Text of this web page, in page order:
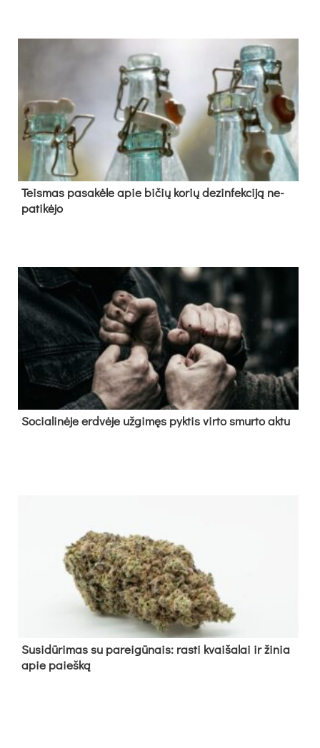
Teis­mas pa­sa­kė­le apie bi­čių ko­rių de­zin­fek­ci­ją ne­
pa­ti­kė­jo
So­cia­li­nė­je erd­vė­je už­gi­męs pyk­tis vir­to smur­to ak­tu
Su­si­dū­ri­mas su pa­rei­gū­nais: ras­ti kvai­ša­lai ir ži­nia
apie paieš­ką